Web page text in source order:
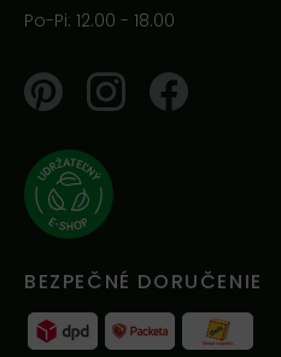
Po-Pi: 12.00 - 18.00
PinterestInstagramFacebook
BEZPEČNÉ DORUČENIE